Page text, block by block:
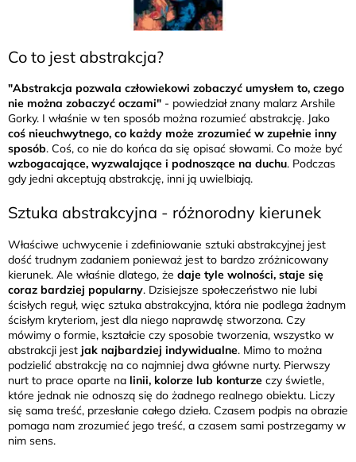
Co to jest abstrakcja?
"Abstrakcja pozwala człowiekowi zobaczyć umysłem to, czego
nie można zobaczyć oczami" - powiedział znany malarz Arshile
Gorky. I właśnie w ten sposób można rozumieć abstrakcję. Jako
coś nieuchwytnego, co każdy może zrozumieć w zupełnie inny
sposób. Coś, co nie do końca da się opisać słowami. Co może być
wzbogacające, wyzwalające i podnoszące na duchu. Podczas
gdy jedni akceptują abstrakcję, inni ją uwielbiają.
Sztuka abstrakcyjna - różnorodny kierunek
Właściwe uchwycenie i zdefiniowanie sztuki abstrakcyjnej jest
dość trudnym zadaniem ponieważ jest to bardzo zróżnicowany
kierunek. Ale właśnie dlatego, że daje tyle wolności, staje się
coraz bardziej popularny. Dzisiejsze społeczeństwo nie lubi
ścisłych reguł, więc sztuka abstrakcyjna, która nie podlega żadnym
ścisłym kryteriom, jest dla niego naprawdę stworzona. Czy
mówimy o formie, kształcie czy sposobie tworzenia, wszystko w
abstrakcji jest jak najbardziej indywidualne. Mimo to można
podzielić abstrakcję na co najmniej dwa główne nurty. Pierwszy
nurt to prace oparte na linii, kolorze lub konturze czy świetle,
które jednak nie odnoszą się do żadnego realnego obiektu. Liczy
się sama treść, przesłanie całego dzieła. Czasem podpis na obrazie
pomaga nam zrozumieć jego treść, a czasem sami postrzegamy w
nim sens.